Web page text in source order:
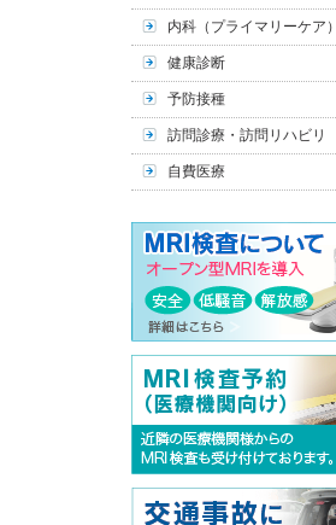
内科（プライマリーケア）
健康診断
予防接種
訪問診療・訪問リハビリ
自費医療